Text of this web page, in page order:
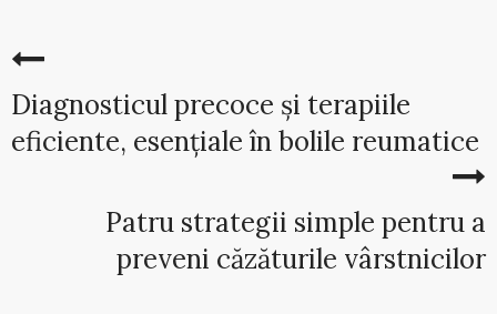
Diagnosticul precoce şi terapiile
eficiente, esențiale în bolile reumatice
Patru strategii simple pentru a
preveni căzăturile vârstnicilor